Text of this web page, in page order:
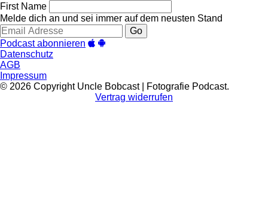
First Name
Melde dich an und sei immer auf dem neusten Stand
Go
Podcast abonnieren
Datenschutz
AGB
Impressum
© 2026 Copyright Uncle Bobcast | Fotografie Podcast.
Vertrag widerrufen